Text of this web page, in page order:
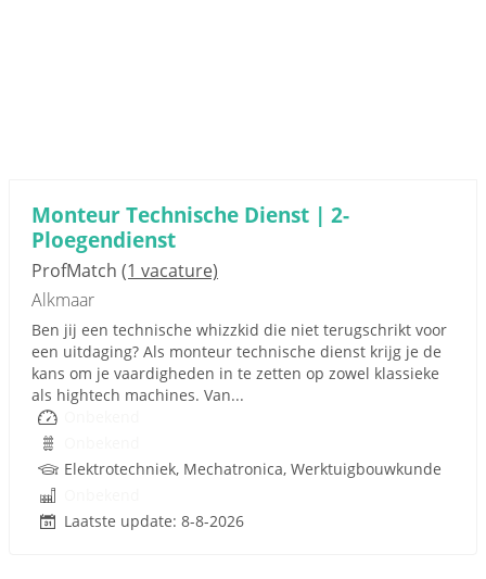
Monteur Technische Dienst | 2-
Ploegendienst
ProfMatch (1 vacature)
Alkmaar
Ben jij een technische whizzkid die niet terugschrikt voor
een uitdaging? Als monteur technische dienst krijg je de
kans om je vaardigheden in te zetten op zowel klassieke
als hightech machines. Van...
Elektrotechniek, Mechatronica, Werktuigbouwkunde
Laatste update: 8-8-2026